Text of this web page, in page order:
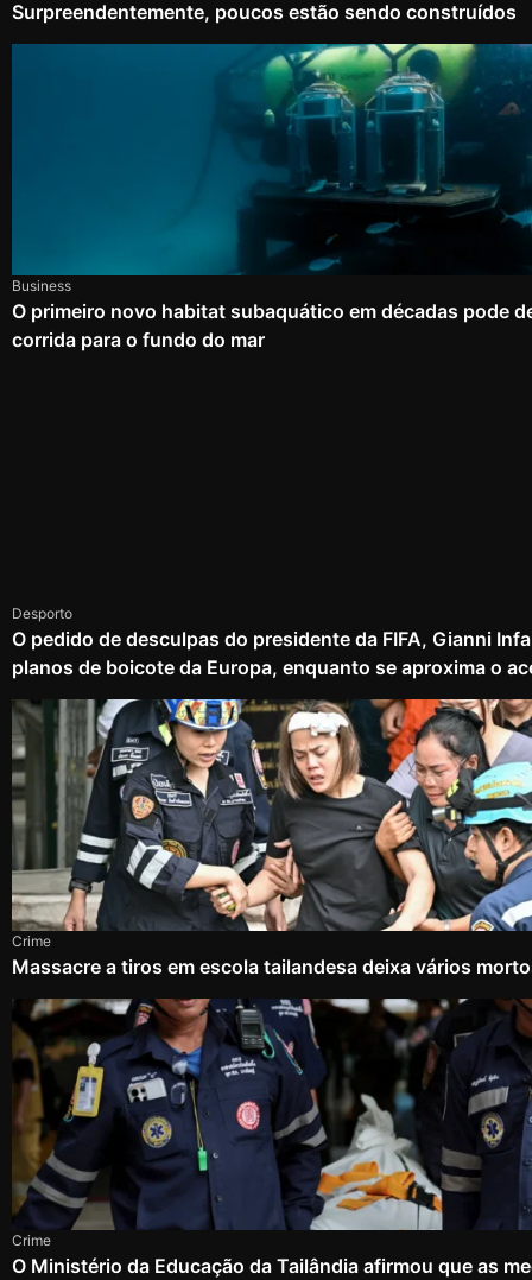
Surpreendentemente, poucos estão sendo construídos
Business
O primeiro novo habitat subaquático em décadas pode
corrida para o fundo do mar
Desporto
O pedido de desculpas do presidente da FIFA, Gianni
planos de boicote da Europa, enquanto se aproxima o
Crime
Massacre a tiros em escola tailandesa deixa vários
Crime
O Ministério da Educação da Tailândia afirmou que as